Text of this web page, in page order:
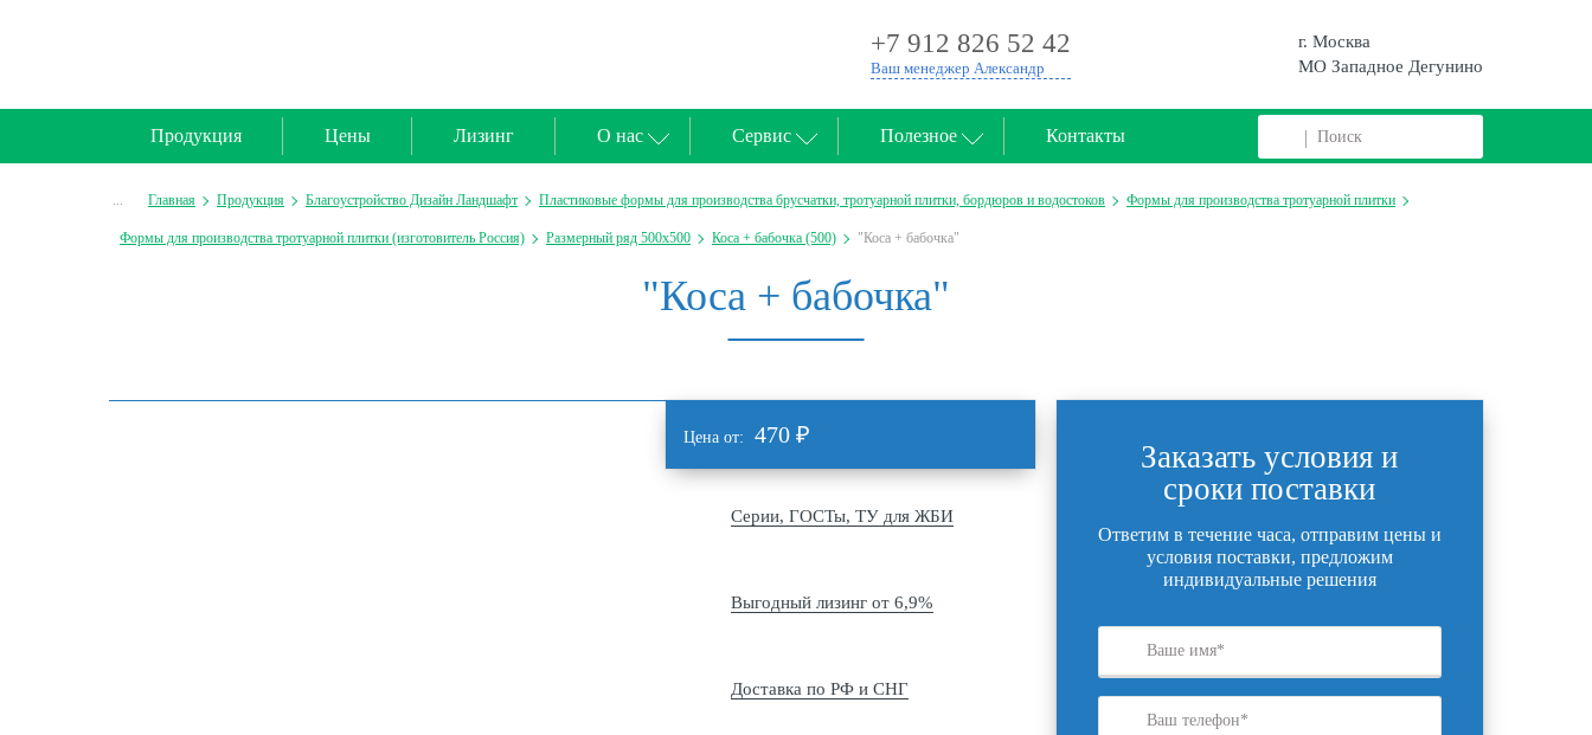
+7 912 826 52 42
Ваш менеджер Александр
г. Москва
МО Западное Дегунино
Продукция Цены Лизинг О нас Сервис Полезное Контакты
... Главная Продукция Благоустройство Дизайн Ландшафт Пластиковые формы для производства брусчатки, тротуарной плитки, бордюров и водостоков Формы для производства тротуарной плитки
Формы для производства тротуарной плитки (изготовитель Россия) Размерный ряд 500х500 Коса + бабочка (500) "Коса + бабочка"
"Коса + бабочка"
Цена от: 470 ₽
Серии, ГОСТы, ТУ для ЖБИ
Выгодный лизинг от 6,9%
Доставка по РФ и СНГ
Заказать условия и
сроки поставки
Ответим в течение часа, отправим цены и
условия поставки, предложим
индивидуальные решения